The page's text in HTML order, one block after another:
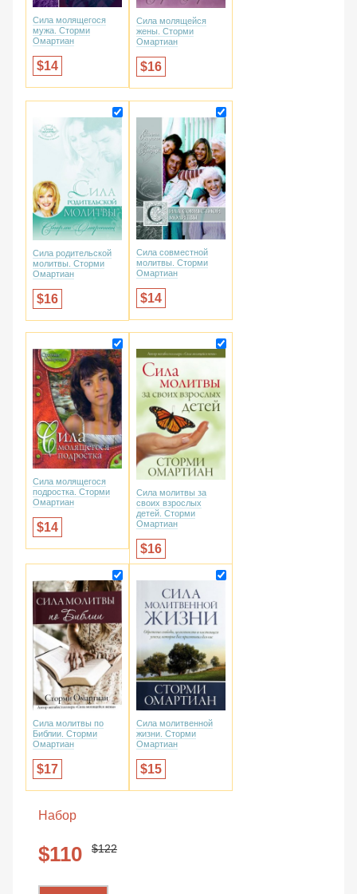
Сила молящегося
мужа. Сторми
Омартиан
14
Сила молящейся
жены. Сторми
Омартиан
16
Сила родительской
молитвы. Сторми
Омартиан
16
Сила совместной
молитвы. Сторми
Омартиан
14
Сила молящегося
подростка. Сторми
Омартиан
14
Сила молитвы за
своих взрослых
детей. Сторми
Омартиан
16
Сила молитвы по
Библии. Сторми
Омартиан
17
Сила молитвенной
жизни. Сторми
Омартиан
15
Набор
110 122